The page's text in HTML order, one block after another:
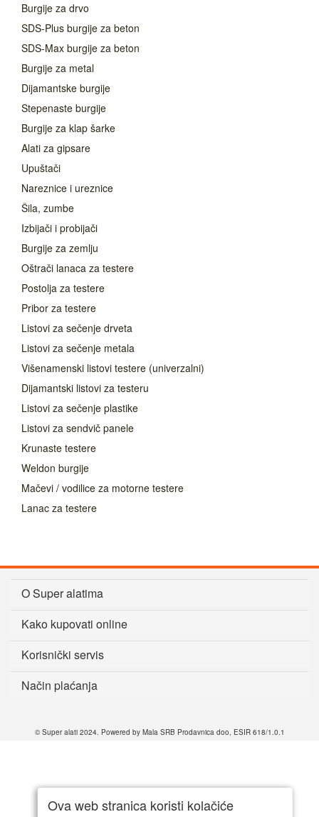
Burgije za drvo
SDS-Plus burgije za beton
SDS-Max burgije za beton
Burgije za metal
Dijamantske burgije
Stepenaste burgije
Burgije za klap šarke
Alati za gipsare
Upuštači
Nareznice i ureznice
Šila, zumbe
Izbijači i probijači
Burgije za zemlju
Oštrači lanaca za testere
Postolja za testere
Pribor za testere
Listovi za sečenje drveta
Listovi za sečenje metala
Višenamenski listovi testere (univerzalni)
Dijamantski listovi za testeru
Listovi za sečenje plastike
Listovi za sendvič panele
Krunaste testere
Weldon burgije
Mačevi / vodilice za motorne testere
Lanac za testere
O Super alatima
Kako kupovati online
Korisnički servis
Način plaćanja
© Super alati 2024. Powered by Mala SRB Prodavnica doo, ESIR 618/1.0.1
Ova web stranica koristi kolačiće